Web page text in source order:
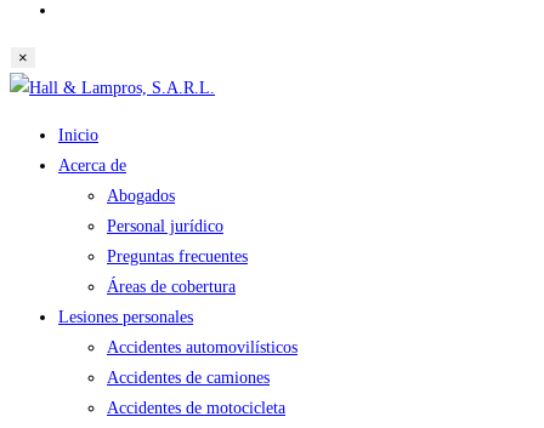
la
web
×
Saltar
contenido
Inicio
Acerca de
Abogados
Personal jurídico
Preguntas frecuentes
Áreas de cobertura
Lesiones personales
Accidentes automovilísticos
Accidentes de camiones
Accidentes de motocicleta